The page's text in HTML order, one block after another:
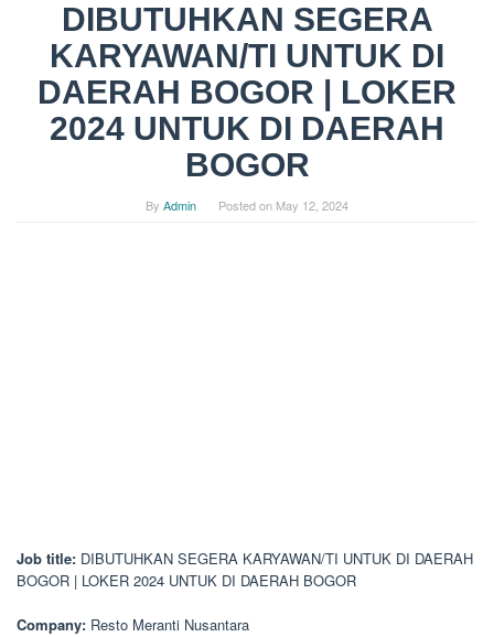
DIBUTUHKAN SEGERA
KARYAWAN/TI UNTUK DI
DAERAH BOGOR | LOKER
2024 UNTUK DI DAERAH
BOGOR
By Admin Posted on May 12, 2024
Job title: DIBUTUHKAN SEGERA KARYAWAN/TI UNTUK DI DAERAH
BOGOR | LOKER 2024 UNTUK DI DAERAH BOGOR
Company: Resto Meranti Nusantara